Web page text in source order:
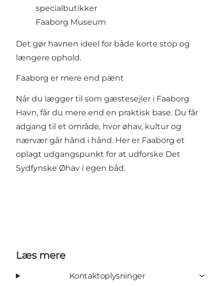
specialbutikker
Faaborg Museum
Det gør havnen ideel for både korte stop og
længere ophold.
Faaborg er mere end pænt
Når du lægger til som gæstesejler i Faaborg
Havn, får du mere end en praktisk base. Du får
adgang til et område, hvor øhav, kultur og
nærvær går hånd i hånd. Her er Faaborg et
oplagt udgangspunkt for at udforske Det
Sydfynske Øhav i egen båd.
Læs mere
Kontaktoplysninger